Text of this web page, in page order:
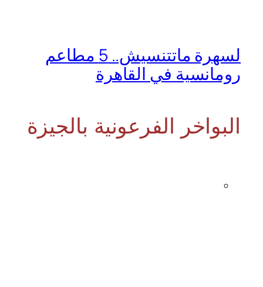
لسهرة ماتتنسيش.. 5 مطاعم
رومانسية في القاهرة
البواخر الفرعونية بالجيزة